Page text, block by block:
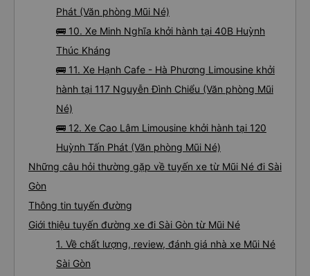
Phát (Văn phòng Mũi Né)
🚌 10. Xe Minh Nghĩa khởi hành tại 40B Huỳnh
Thúc Kháng
🚌 11. Xe Hạnh Cafe - Hà Phương Limousine khởi
hành tại 117 Nguyễn Đình Chiểu (Văn phòng Mũi
Né)
🚌 12. Xe Cao Lâm Limousine khởi hành tại 120
Huỳnh Tấn Phát (Văn phòng Mũi Né)
Những câu hỏi thường gặp về tuyến xe từ Mũi Né đi Sài
Gòn
Thông tin tuyến đường
Giới thiệu tuyến đường xe đi Sài Gòn từ Mũi Né
1. Về chất lượng, review, đánh giá nhà xe Mũi Né
Sài Gòn